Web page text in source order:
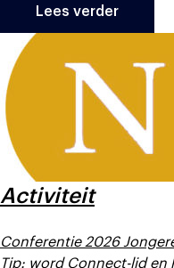
Lees verder
Activiteit
Conferentie 2026
Tip: word Connect-lid